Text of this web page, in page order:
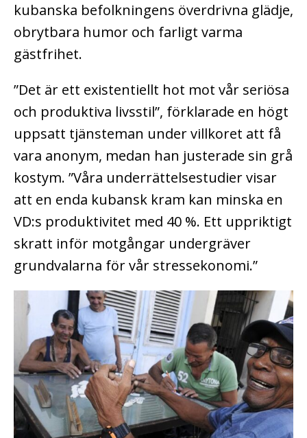
kubanska befolkningens överdrivna glädje,
obrytbara humor och farligt varma
gästfrihet.
”Det är ett existentiellt hot mot vår seriösa
och produktiva livsstil”, förklarade en högt
uppsatt tjänsteman under villkoret att få
vara anonym, medan han justerade sin grå
kostym. ”Våra underrättelsestudier visar
att en enda kubansk kram kan minska en
VD:s produktivitet med 40 %. Ett uppriktigt
skratt inför motgångar undergräver
grundvalarna för vår stressekonomi.”